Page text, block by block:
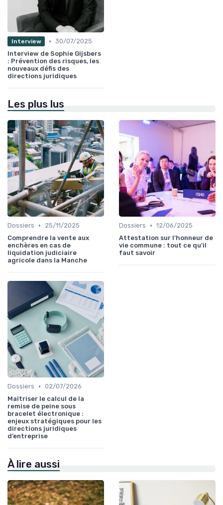
Interview • 30/07/2025
Interview de Sophie Gijsbers
: Prévention des risques, les
nouveaux défis des
directions juridiques
Les plus lus
Dossiers •
25/11/2025
Comprendre la vente aux
enchères en cas de
liquidation judiciaire
agricole dans la Manche
Dossiers • 12/06/2025
Attestation sur l'honneur de
vie commune : tout ce qu'il
faut savoir
Dossiers • 02/07/2026
Maîtriser le calcul de la
remise de peine sous
bracelet électronique :
enjeux stratégiques pour les
directions juridiques
d’entreprise
À lire aussi